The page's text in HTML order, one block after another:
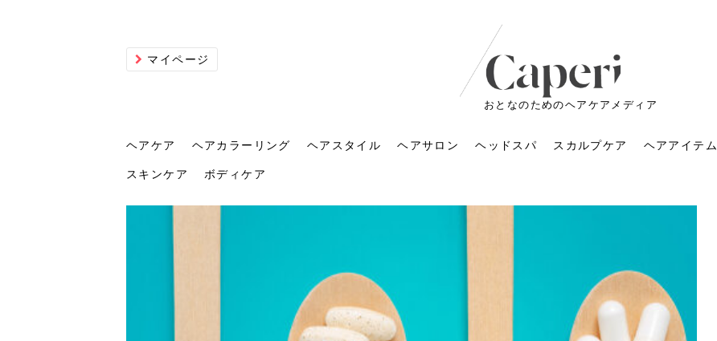
マイページ
おとなのためのヘアケアメディア
ヘアケア
トリートメントの付け方で
朝の5分が変わる！寝癖がつ
ヘアカラーリング
髪のくすみが気になる人
ツヤと透明感で垢抜ける！
ヘアスタイル
2026年のショートウルフ最
ルーズウェーブとは？2026
ヘアサロン
美容室に行くのが恥ずかし
お気に入りのお店が倒産し
ヘッドスパ
ヘッドスパの落とし穴！知
頭皮を刺激してお顔のリフ
スカルプケア
髪を育てるには？毎日の洗
頭皮マッサージで目がぱっ
ヘアアイテム
発酵エキスシャンプーって
アイロンが苦手でも大丈
ミニマリストのメイク術｜
V3ファンデーションは危な
針で小顔を目指す！美容鍼
リンパマッサージと経絡マ
化粧ノリが変わる「顔脱
子供の脱毛、日焼け肌はN
2026年運気アップネイルガ
そのネイル、本当に似合っ
スキンケア ボディケア